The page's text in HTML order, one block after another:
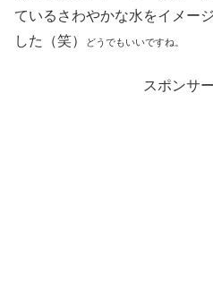
ているさわやかな水をイメー
した（笑）
どうでもいいですね。
スポンサ